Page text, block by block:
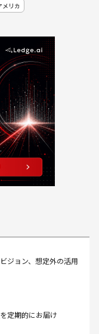
メリカ
ジョン、想定外の活用
定期的にお届け